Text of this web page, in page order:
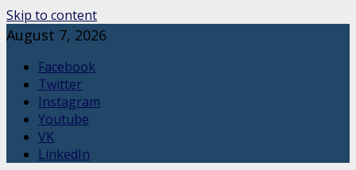
Skip to content
August 7, 2026
Facebook
Twitter
Instagram
Youtube
VK
LinkedIn